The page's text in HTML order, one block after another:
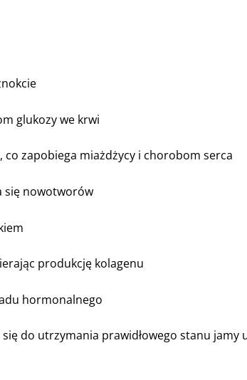
glukozy we krwi
zapobiega miażdżycy i chorobom serca
się nowotworów
produkcję kolagenu
hormonalnego
do utrzymania prawidłowego stanu jamy